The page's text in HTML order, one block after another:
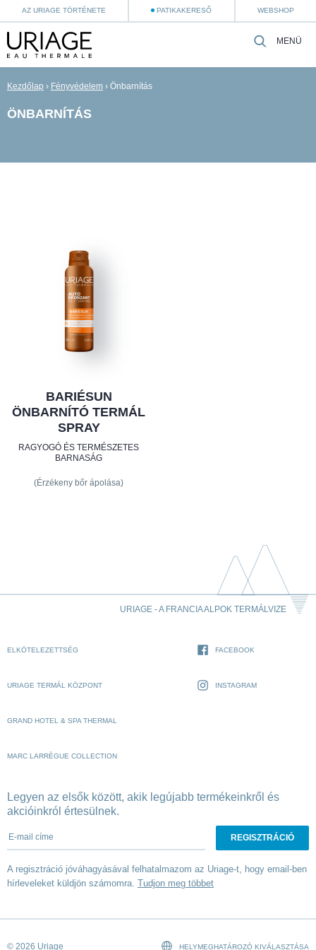
AZ URIAGE TÖRTÉNETE PATIKAKERESŐ WEBSHOP
MENÜ
Kezdőlap › Fényvédelem › Önbarnítás
ÖNBARNÍTÁS
BARIÉSUN
ÖNBARNÍTÓ TERMÁL
SPRAY
RAGYOGÓ ÉS TERMÉSZETES
BARNASÁG
(Érzékeny bőr ápolása)
URIAGE - A FRANCIA ALPOK TERMÁLVIZE
ELKÖTELEZETTSÉG
URIAGE TERMÁL KÖZPONT
GRAND HOTEL & SPA THERMAL
MARC LARRÈGUE COLLECTION
FACEBOOK
INSTAGRAM
Legyen az elsők között, akik legújabb termékeinkről és
akcióinkról értesülnek.
E-mail címe
A regisztráció jóváhagyásával felhatalmazom az Uriage-t, hogy email-ben
hírleveleket küldjön számomra. Tudjon meg többet
© 2026 Uriage HELYMEGHATÁROZÓ KIVÁLASZTÁSA